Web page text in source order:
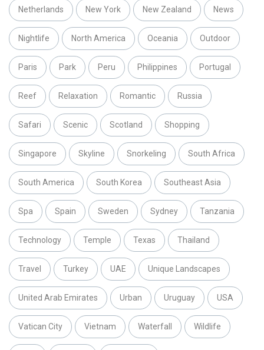
Netherlands New York New Zealand News
Nightlife North America Oceania Outdoor
Paris Park Peru Philippines Portugal
Reef Relaxation Romantic Russia
Safari Scenic Scotland Shopping
Singapore Skyline Snorkeling South Africa
South America South Korea Southeast Asia
Spa Spain Sweden Sydney Tanzania
Technology Temple Texas Thailand
Travel Turkey UAE Unique Landscapes
United Arab Emirates Urban Uruguay USA
Vatican City Vietnam Waterfall Wildlife